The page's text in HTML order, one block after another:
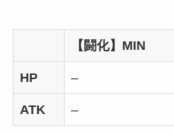
【闘化】MIN
HP –
ATK –